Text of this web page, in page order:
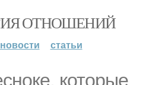
ОТНОШЕНИЙ
новости статьи
которые